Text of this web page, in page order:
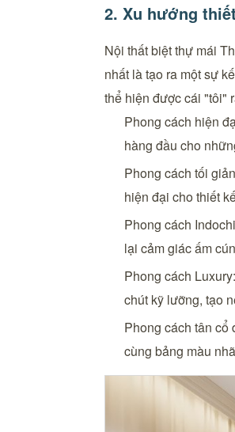
2. Xu hướng
Nội thất biệt thự mái
nhất là tạo ra một sự
thể hiện được cái "tôi"
Phong cách hiện
hàng đầu cho
Phong cách tối
hiện đại cho thiết
Phong cách
lại cảm giác ấm
Phong cách
chút kỹ lưỡng, tạo
Phong cách tân
cùng bảng màu